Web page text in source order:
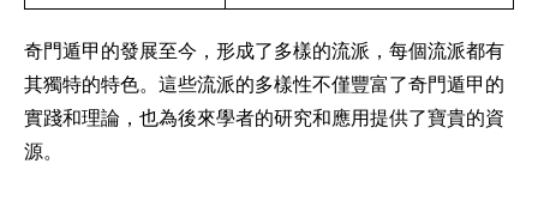
奇門遁甲的發展至今，形成了多樣的流派，每個流派都有
其獨特的特色。這些流派的多樣性不僅豐富了奇門遁甲的
實踐和理論，也為後來學者的研究和應用提供了寶貴的資
源。